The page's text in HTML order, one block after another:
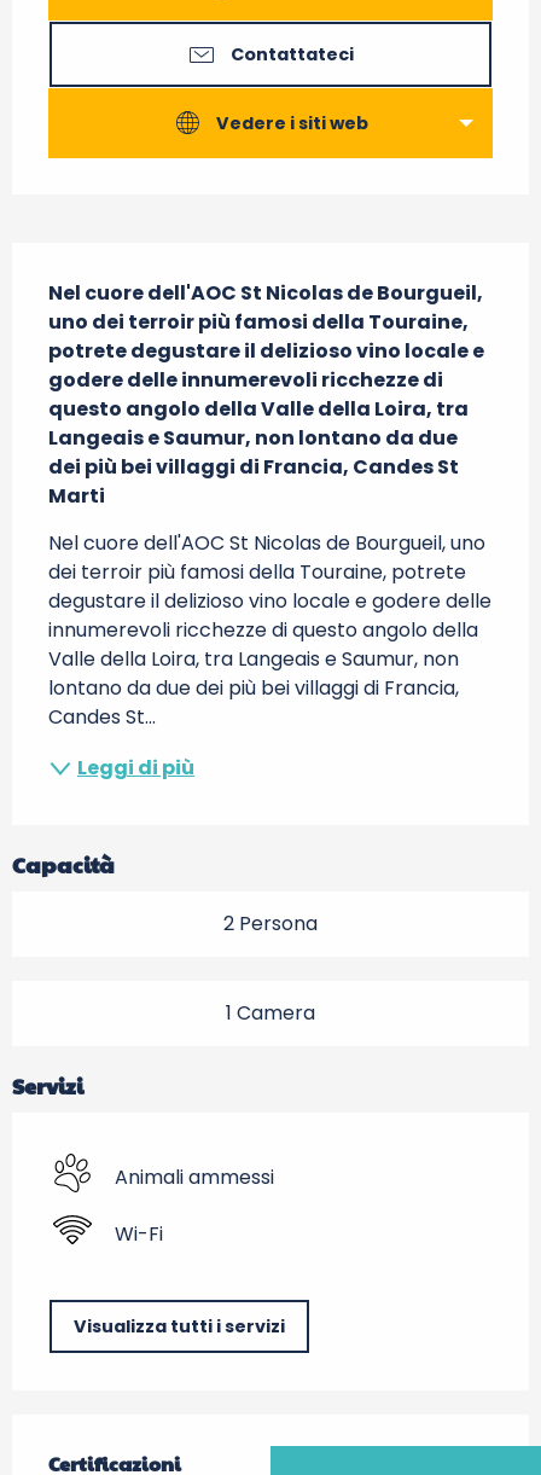
Contattateci
Vedere i siti web
Nel cuore dell'AOC St Nicolas de Bourgueil,
uno dei terroir più famosi della Touraine,
potrete degustare il delizioso vino locale e
godere delle innumerevoli ricchezze di
questo angolo della Valle della Loira, tra
Langeais e Saumur, non lontano da due
dei più bei villaggi di Francia, Candes St
Marti
Nel cuore dell'AOC St Nicolas de Bourgueil, uno
dei terroir più famosi della Touraine, potrete
degustare il delizioso vino locale e godere delle
innumerevoli ricchezze di questo angolo della
Valle della Loira, tra Langeais e Saumur, non
lontano da due dei più bei villaggi di Francia,
Candes St...
Leggi di più
Capacità
2 Persona
1 Camera
Servizi
Animali ammessi
Wi-Fi
Visualizza tutti i servizi
Certificazioni
Certificazioni